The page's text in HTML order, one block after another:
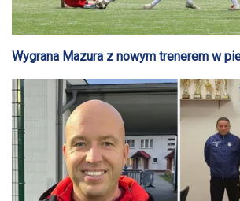
Wygrana Mazura z nowym trenerem w